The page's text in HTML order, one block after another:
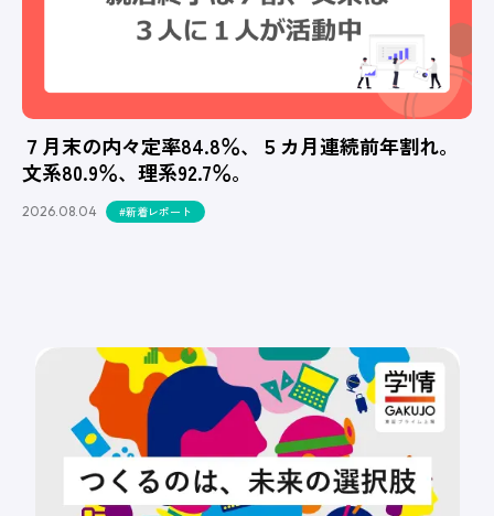
７月末の内々定率84.8％、５カ月連続前年割れ。
文系80.9％、理系92.7％。
2026.08.04 #新着レポート